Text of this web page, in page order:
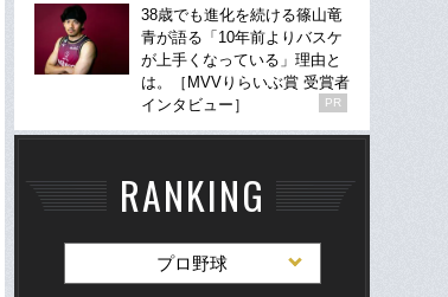
38歳でも進化を続ける篠山竜
青が語る「10年前よりバスケ
が上手くなっている」理由と
は。［MVVりらいぶ賞 受賞者
インタビュー］
PR
RANKING
プロ野球